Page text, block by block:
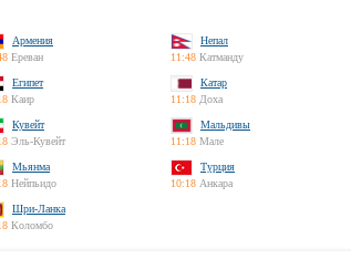
Армения
Ереван
Непал
11:48 Катманду
Египет
Каир
Катар
11:18 Доха
Кувейт
Эль-Кувейт
Мальдивы
11:18 Мале
Мьянма
Нейпьидо
Турция
10:18 Анкара
Шри-Ланка
Коломбо